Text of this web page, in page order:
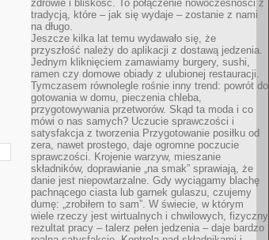
zdrowie i bliskość. To połączenie nowoczesności z
tradycją, które – jak się wydaje – zostanie z nami
na długo.
Jeszcze kilka lat temu wydawało się, że
przyszłość należy do aplikacji z dostawą jedzenia.
Jednym kliknięciem zamawiamy burgery, sushi,
ramen czy domowe obiady z ulubionej restauracji.
Tymczasem równolegle rośnie inny trend: powrót do
gotowania w domu, pieczenia chleba,
przygotowywania przetworów. Skąd ta moda i co
mówi o nas samych? Uczucie sprawczości i
satysfakcja z tworzenia Przygotowanie posiłku od
zera, nawet prostego, daje ogromne poczucie
sprawczości. Krojenie warzyw, mieszanie
składników, doprawianie „na smak” sprawiają, że
danie jest niepowtarzalne. Gdy wyciągamy blachę
pachnącego ciasta lub garnek gulaszu, czujemy
dumę: „zrobiłem to sam”. W świecie, w którym
wiele rzeczy jest wirtualnych i chwilowych, fizyczny
rezultat pracy – talerz pełen jedzenia – daje bardzo